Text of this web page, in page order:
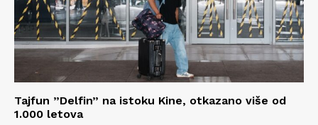
Tajfun ”Delfin” na istoku Kine, otkazano više od
1.000 letova